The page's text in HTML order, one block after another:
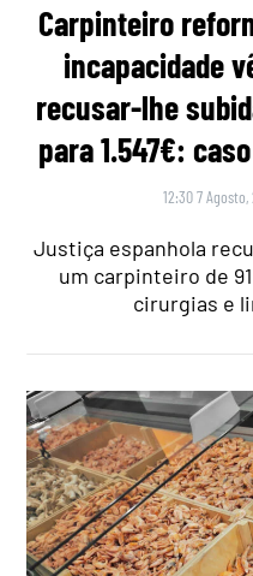
Carpinteiro
incapacidade
recusar-lhe
para 1.547€:
12:30 7 Agosto,
Justiça espanhola
um carpinteiro de
cirurgias e